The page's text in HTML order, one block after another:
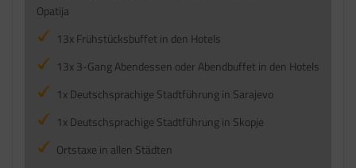
Opatija
13x Frühstücksbuffet in den Hotels
13x 3-Gang Abendessen oder Abendbuffet in den Hotels
1x Deutschsprachige Stadtführung in Sarajevo
1x Deutschsprachige Stadtführung in Skopje
Ortstaxe in allen Städten